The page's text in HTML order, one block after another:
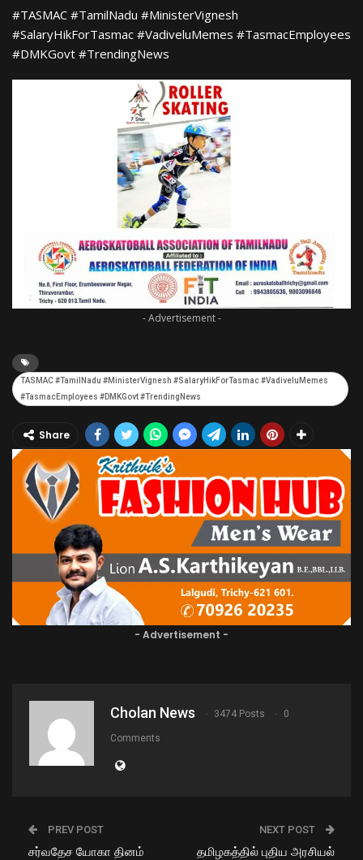
​#TASMAC #TamilNadu #MinisterVignesh
#SalaryHikForTasmac #VadiveluMemes #TasmacEmployees
#DMKGovt #TrendingNews
- Advertisement -
TASMAC #TamilNadu #MinisterVignesh #SalaryHikForTasmac #VadiveluMemes
#TasmacEmployees #DMKGovt #TrendingNews
Share
- Advertisement -
Cholan News 3474 Posts 0
Comments
PREV POST
சர்வதேச யோகா தினம்
NEXT POST
தமிழகத்தில் புதிய அரசியல்